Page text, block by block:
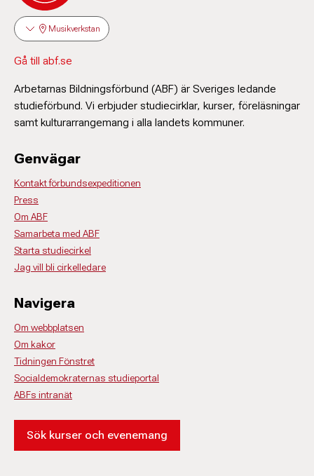
Musikverkstan
Gå till abf.se
Arbetarnas Bildningsförbund (ABF) är Sveriges ledande
studieförbund. Vi erbjuder studiecirklar, kurser, föreläsningar
samt kulturarrangemang i alla landets kommuner.
Genvägar
Kontakt förbundsexpeditionen
Press
Om ABF
Samarbeta med ABF
Starta studiecirkel
Jag vill bli cirkelledare
Navigera
Om webbplatsen
Om kakor
Tidningen Fönstret
Socialdemokraternas studieportal
ABFs intranät
Sök kurser och evenemang